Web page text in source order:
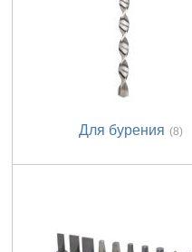
Для бурения (8)